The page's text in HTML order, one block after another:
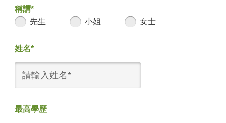
稱謂*
先生
小姐 女士
姓名*
最高學歷